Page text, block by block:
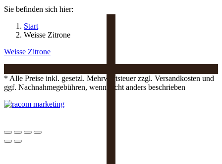
Sie befinden sich hier:
Start
Weisse Zitrone
Weisse Zitrone
* Alle Preise inkl. gesetzl. Mehrwertsteuer zzgl. Versandkosten und
ggf. Nachnahmegebühren, wenn nicht anders beschrieben